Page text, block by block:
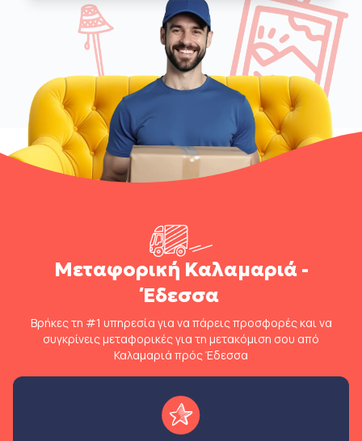
Μεταφορική Καλαμαριά -
Έδεσσα
Βρήκες τη #1 υπηρεσία για να πάρεις προσφορές και να
συγκρίνεις μεταφορικές για τη μετακόμιση σου από
Καλαμαριά πρός Έδεσσα